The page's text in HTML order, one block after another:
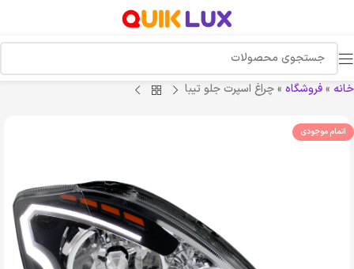
خانه »فروشگاه »چراغ اسپرت جلو تیبا
اتمام موجودی